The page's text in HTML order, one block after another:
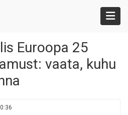
Euroopa 25
vaata, kuhu